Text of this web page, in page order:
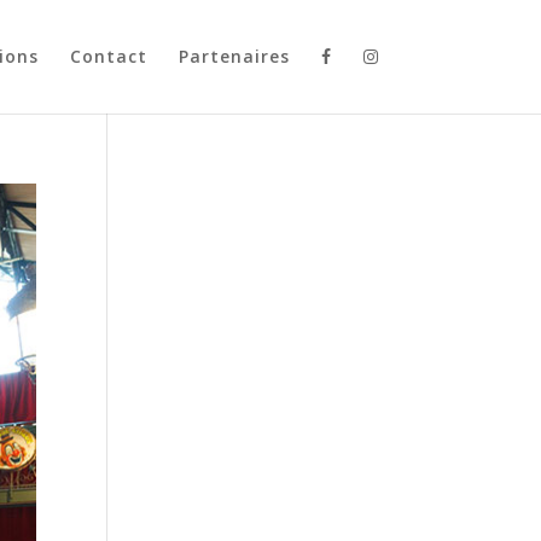
Contact Partenaires